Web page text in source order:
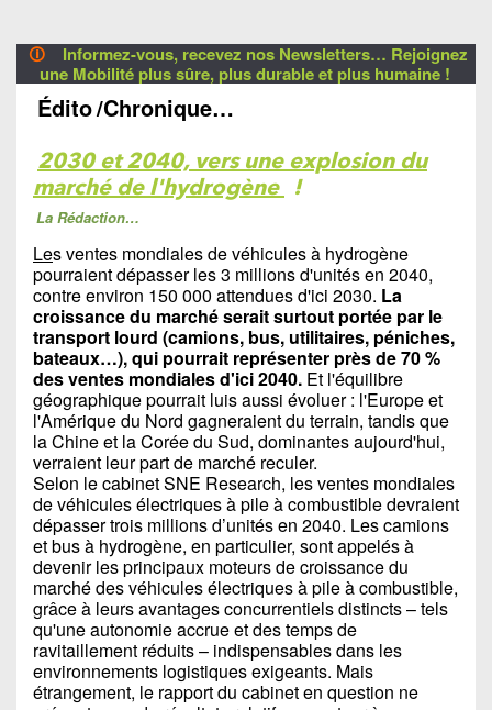
🛈
Informez-vous, recevez nos Newsletters… Rejoignez
une Mobilité plus sûre, plus durable et plus humaine !
Édito/Chronique…
2030 et 2040, vers une explosion du
marché de l'hydrogène !
La Rédaction…
Les ventes mondiales de véhicules à hydrogène
pourraient dépasser les 3 millions d'unités en 2040,
contre environ 150 000 attendues d'ici 2030. La
croissance du marché serait surtout portée par le
transport lourd (camions, bus, utilitaires, péniches,
bateaux…), qui pourrait représenter près de 70 %
des ventes mondiales d'ici 2040. Et l'équilibre
géographique pourrait luis aussi évoluer : l'Europe et
l'Amérique du Nord gagneraient du terrain, tandis que
la Chine et la Corée du Sud, dominantes aujourd'hui,
verraient leur part de marché reculer.
Selon le cabinet SNE Research, les ventes mondiales
de véhicules électriques à pile à combustible devraient
dépasser trois millions d’unités en 2040. Les camions
et bus à hydrogène, en particulier, sont appelés à
devenir les principaux moteurs de croissance du
marché des véhicules électriques à pile à combustible,
grâce à leurs avantages concurrentiels distincts – tels
qu'une autonomie accrue et des temps de
ravitaillement réduits – indispensables dans les
environnements logistiques exigeants. Mais
étrangement, le rapport du cabinet en question ne